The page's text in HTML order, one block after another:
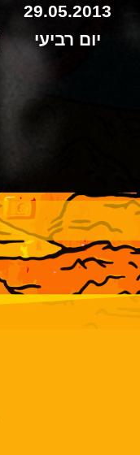
29.05.2013
יום רביעי